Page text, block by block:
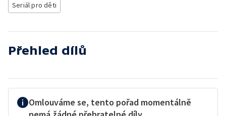
Seriál pro děti
Přehled dílů
Omlouváme se, tento pořad momentálně